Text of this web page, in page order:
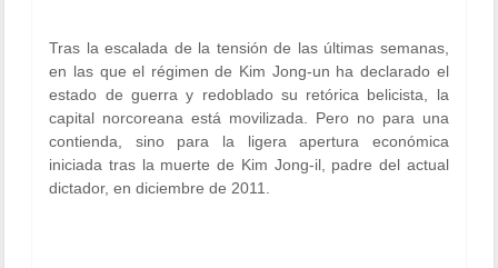
Tras la escalada de la tensión de las últimas semanas,
en las que el régimen de Kim Jong-un ha declarado el
estado de guerra y redoblado su retórica belicista, la
capital norcoreana está movilizada. Pero no para una
contienda, sino para la ligera apertura económica
iniciada tras la muerte de Kim Jong-il, padre del actual
dictador, en diciembre de 2011.